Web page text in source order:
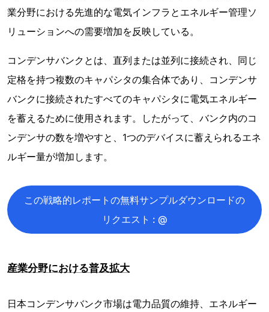
業分野における先進的な電気インフラとエネルギー管理ソ
リューションへの需要増加を反映している。
コンデンサバンクとは、直列または並列に接続され、同じ
定格を持つ複数のキャパシタの集合体であり、コンデンサ
バンクに接続されたすべてのキャパシタに電気エネルギー
を蓄えるために使用されます。したがって、バンク内のコ
ンデンサの数を増やすと、1つのデバイスに蓄えられるエネ
ルギー量が増加します。
この戦略的レポートの無料サンプルダウンロードの
リクエスト : @
産業分野における普及拡大
日本コンデンサバンク市場は電力品質の維持、エネルギー